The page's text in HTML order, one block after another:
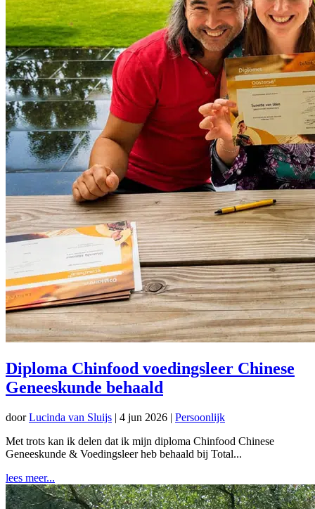
Diploma Chinfood voedingsleer Chinese
Geneeskunde behaald
doorLucinda van Sluijs | 4 jun 2026 | Persoonlijk
Met trots kan ik delen dat ik mijn diploma Chinfood Chinese
Geneeskunde & Voedingsleer heb behaald bij Total...
lees meer...